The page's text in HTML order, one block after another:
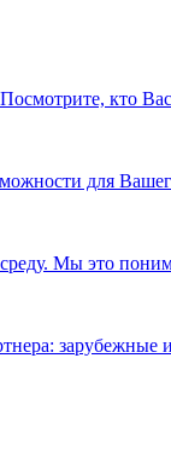
кто
для
Мы это